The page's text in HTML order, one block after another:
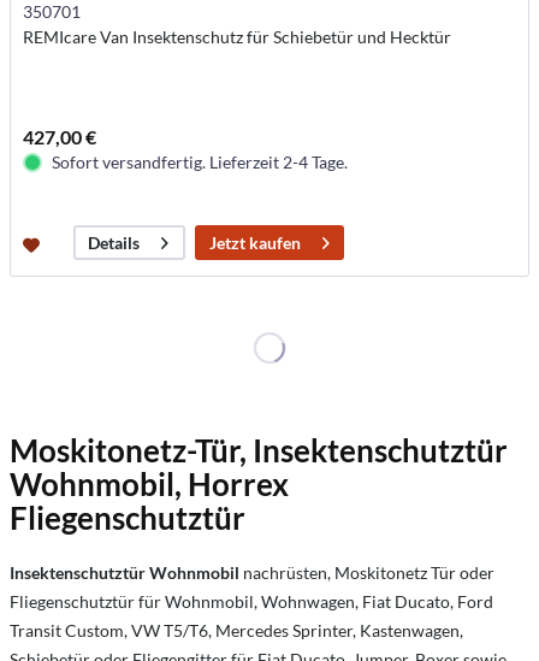
350701
REMIcare Van Insektenschutz für Schiebetür und Hecktür
427,00 €
Sofort versandfertig. Lieferzeit 2-4 Tage.
Details Jetzt kaufen
Moskitonetz-Tür, Insektenschutztür
Wohnmobil, Horrex
Fliegenschutztür
Insektenschutztür Wohnmobil nachrüsten, Moskitonetz Tür oder
Fliegenschutztür für Wohnmobil, Wohnwagen, Fiat Ducato, Ford
Transit Custom, VW T5/T6, Mercedes Sprinter, Kastenwagen,